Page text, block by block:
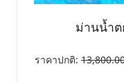
ม่านน้ำต
ราคาปกติ: